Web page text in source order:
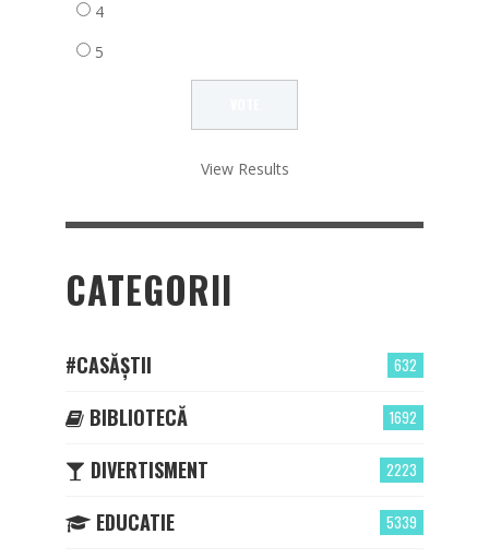
4
5
View Results
CATEGORII
632
#CASĂȘTII
1692
BIBLIOTECĂ
2223
DIVERTISMENT
5339
EDUCATIE